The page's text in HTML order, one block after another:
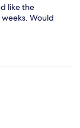
like the
Would